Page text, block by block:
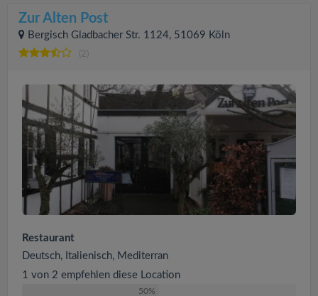
Zur Alten Post
Bergisch Gladbacher Str. 1124, 51069 Köln
(2)
Restaurant
Deutsch, Italienisch, Mediterran
1 von 2 empfehlen diese Location
50%